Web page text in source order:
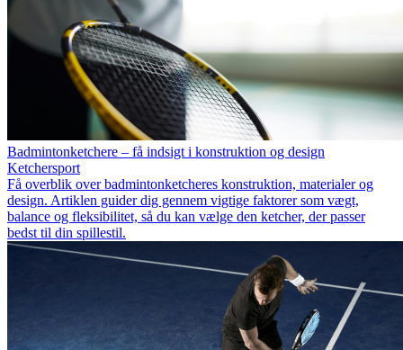
Badmintonketchere – få indsigt i konstruktion og design
Ketchersport
Få overblik over badmintonketcheres konstruktion, materialer og
design. Artiklen guider dig gennem vigtige faktorer som vægt,
balance og fleksibilitet, så du kan vælge den ketcher, der passer
bedst til din spillestil.